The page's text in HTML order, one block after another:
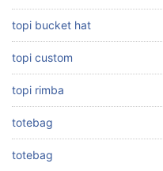
topi bucket hat
topi custom
topi rimba
totebag
totebag